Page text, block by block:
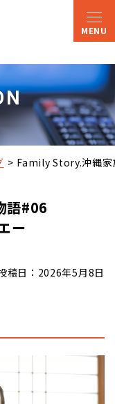
Family Story.沖縄家
語#06
ー
稿日：2026年5月8日